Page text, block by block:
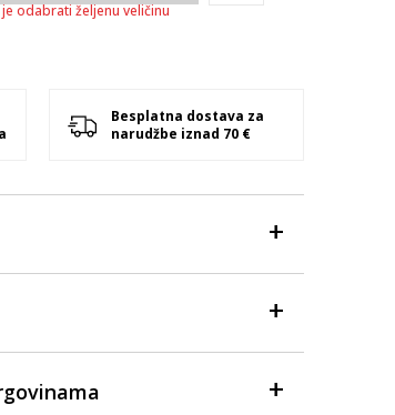
odabrati željenu veličinu
Besplatna dostava za
narudžbe iznad 70 €